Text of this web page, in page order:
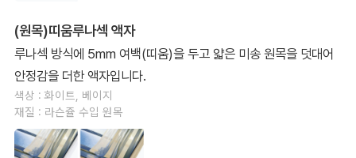
(원목)띠움루나섹 액자
루나섹 방식에 5mm 여백(띠움)을 두고 얇은 미송 원목을 덧대어
안정감을 더한 액자입니다.
색상 : 화이트, 베이지
재질 : 라슨쥴 수입 원목